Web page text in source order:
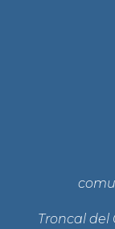
Troncal del